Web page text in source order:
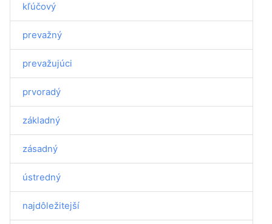
kľúčový
prevažný
prevažujúci
prvoradý
základný
zásadný
ústredný
najdôležitejší